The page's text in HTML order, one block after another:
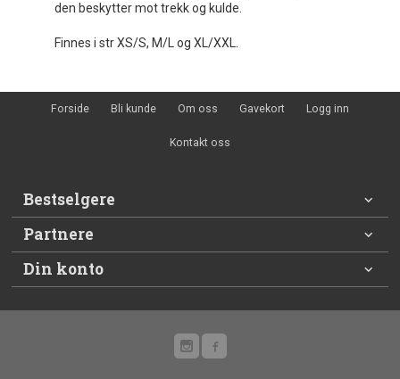
den beskytter mot trekk og kulde.
Finnes i str XS/S, M/L og XL/XXL.
Forside Bli kunde Om oss Gavekort Logg inn
Kontakt oss
Bestselgere
Partnere
Din konto